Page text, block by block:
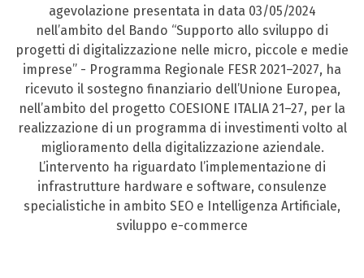
agevolazione presentata in data 03/05/2024
nell’ambito del Bando “Supporto allo sviluppo di
progetti di digitalizzazione nelle micro, piccole e medie
imprese” - Programma Regionale FESR 2021–2027, ha
ricevuto il sostegno finanziario dell’Unione Europea,
nell’ambito del progetto COESIONE ITALIA 21–27, per la
realizzazione di un programma di investimenti volto al
miglioramento della digitalizzazione aziendale.
L’intervento ha riguardato l’implementazione di
infrastrutture hardware e software, consulenze
specialistiche in ambito SEO e Intelligenza Artificiale,
sviluppo e-commerce